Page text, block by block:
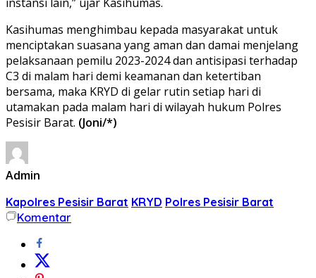
Kasihumas menghimbau kepada masyarakat untuk
menciptakan suasana yang aman dan damai menjelang
pelaksanaan pemilu 2023-2024 dan antisipasi terhadap
C3 di malam hari demi keamanan dan ketertiban
bersama, maka KRYD di gelar rutin setiap hari di
utamakan pada malam hari di wilayah hukum Polres
Pesisir Barat. (Joni/*)
Admin
Kapolres Pesisir Barat KRYD Polres Pesisir Barat
Komentar